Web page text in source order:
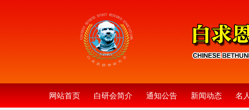
网站首页 白研会简介 通知公告 新闻动态 名